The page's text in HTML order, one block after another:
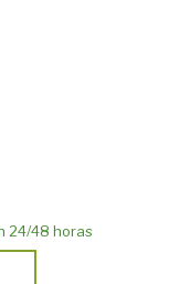
24/48 horas